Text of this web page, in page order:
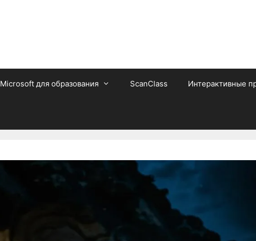
Microsoft для образования ScanClass Интерактивные